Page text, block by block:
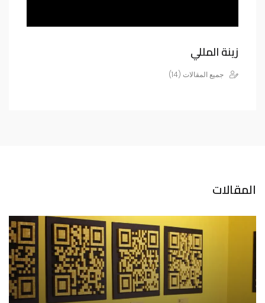
زينة المللي
جميع المقالات (14)
المقالات